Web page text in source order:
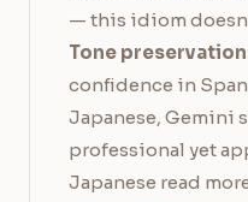
— this idiom
Tone
confidence in
Japanese, Gemini
professional yet
Japanese read